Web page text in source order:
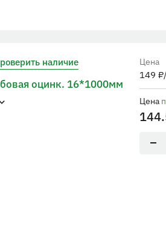
наличие
оцинк. 16*1000мм
Цена
149 ₽
Цена